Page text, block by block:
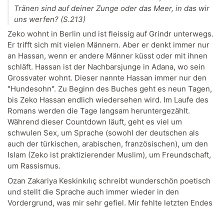
Tränen sind auf deiner Zunge oder das Meer, in das wir
uns werfen? (S.213)
Zeko wohnt in Berlin und ist fleissig auf Grindr unterwegs.
Er trifft sich mit vielen Männern. Aber er denkt immer nur
an Hassan, wenn er andere Männer küsst oder mit ihnen
schläft. Hassan ist der Nachbarsjunge in Adana, wo sein
Grossvater wohnt. Dieser nannte Hassan immer nur den
"Hundesohn". Zu Beginn des Buches geht es neun Tagen,
bis Zeko Hassan endlich wiedersehen wird. Im Laufe des
Romans werden die Tage langsam heruntergezählt.
Während dieser Countdown läuft, geht es viel um
schwulen Sex, um Sprache (sowohl der deutschen als
auch der türkischen, arabischen, französischen), um den
Islam (Zeko ist praktizierender Muslim), um Freundschaft,
um Rassismus.
Ozan Zakariya Keskinkılıç schreibt wunderschön poetisch
und stellt die Sprache auch immer wieder in den
Vordergrund, was mir sehr gefiel. Mir fehlte letzten Endes